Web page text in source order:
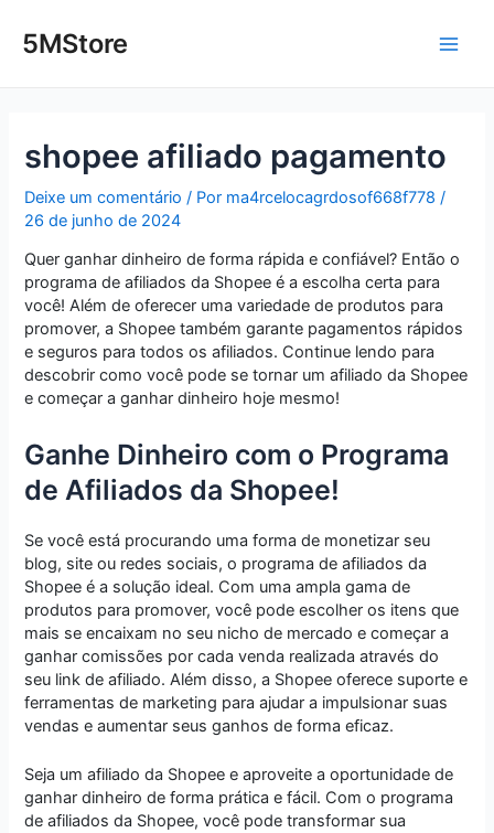
para5MStore
shopee afiliado pagamento
Deixe um comentário / Por ma4rcelocagrdosof668f778/
26 de junho de 2024
Quer ganhar dinheiro de forma rápida e confiável? Então o
programa de afiliados da Shopee é a escolha certa para
você! Além de oferecer uma variedade de produtos para
promover, a Shopee também garante pagamentos rápidos
e seguros para todos os afiliados. Continue lendo para
descobrir como você pode se tornar um afiliado da Shopee
e começar a ganhar dinheiro hoje mesmo!
Ganhe Dinheiro com o Programa
de Afiliados da Shopee!
Se você está procurando uma forma de monetizar seu
blog, site ou redes sociais, o programa de afiliados da
Shopee é a solução ideal. Com uma ampla gama de
produtos para promover, você pode escolher os itens que
mais se encaixam no seu nicho de mercado e começar a
ganhar comissões por cada venda realizada através do
seu link de afiliado. Além disso, a Shopee oferece suporte e
ferramentas de marketing para ajudar a impulsionar suas
vendas e aumentar seus ganhos de forma eficaz.
Seja um afiliado da Shopee e aproveite a oportunidade de
ganhar dinheiro de forma prática e fácil. Com o programa
de afiliados da Shopee, você pode transformar sua
navigation